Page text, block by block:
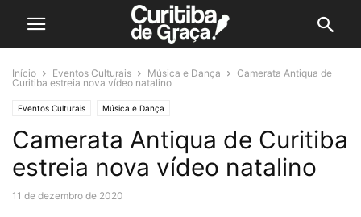
Início Eventos Culturais Música e Dança
Camerata Antiqua de
Curitiba estreia nova vídeo natalino
Eventos Culturais Música e Dança
Camerata Antiqua de Curitiba
estreia nova vídeo natalino
11 de dezembro de 2020